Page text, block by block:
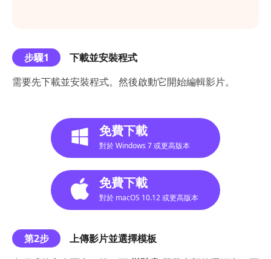
步驟1
下載並安裝程式
需要先下載並安裝程式。然後啟動它開始編輯影片。
免費下載
對於 Windows 7 或更高版本
免費下載
對於 macOS 10.12 或更高版本
第2步
上傳影片並選擇模板